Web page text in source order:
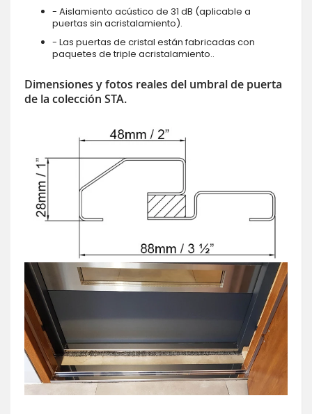
- Aislamiento acústico de 31 dB (aplicable a
puertas sin acristalamiento).
- Las puertas de cristal están fabricadas con
paquetes de triple acristalamiento..
Dimensiones y fotos reales del umbral de puerta
de la colección STA.